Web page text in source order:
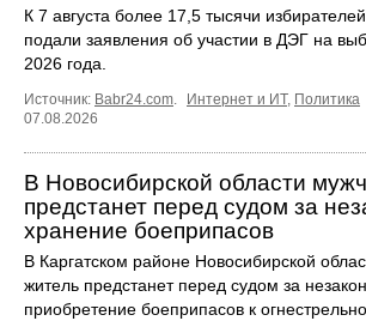
К 7 августа более 17,5 тысячи
подали заявления об участии в ДЭГ на
2026 года.
Источник: Babr24.com Интернет и ИТ, Политика
07.08.2026
В Новосибирской области
предстанет перед судом за
хранение боеприпасов
В Каргатском районе Новосибирской
житель предстанет перед судом за
приобретение боеприпасов к